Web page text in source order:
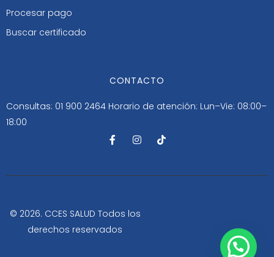
Procesar pago
Buscar certificado
CONTACTO
Consultas: 01 900 2464 Horario de atención: Lun–Vie: 08:00–
18:00
F
a
b
-
I
n
a
m
T
i
o
© 2026. CCES SALUD Todos los
derechos reservados